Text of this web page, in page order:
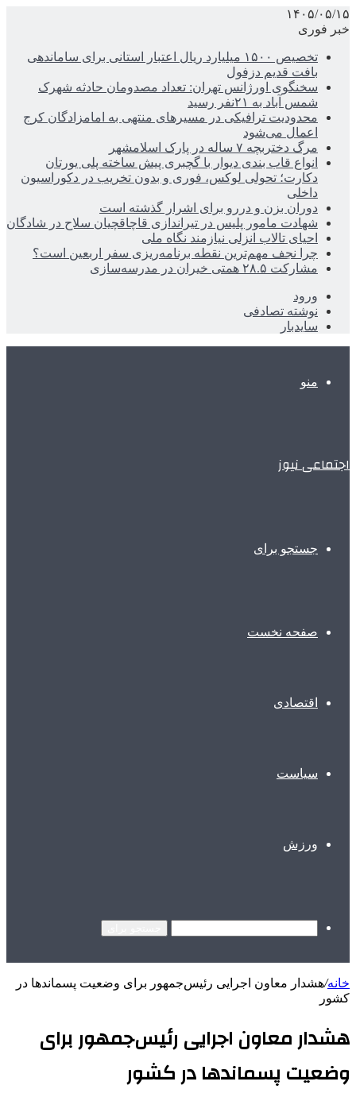
۱۴۰۵/۰۵/۱۵
خبر فوری
تخصیص ۱۵۰۰ میلیارد ریال اعتبار استانی برای ساماندهی
بافت قدیم دزفول
سخنگوی اورژانس تهران: تعداد مصدومان حادثه شهرک
شمس آباد به ۲۱نفر رسید
محدودیت ترافیکی در مسیرهای منتهی به امامزادگان کرج
اعمال می‌شود
مرگ دختربچه ۷ ساله در پارک اسلامشهر
انواع قاب بندی دیوار با گچبری پیش ساخته پلی یورتان
دکارت؛ تحولی لوکس، فوری و بدون تخریب در دکوراسیون
داخلی
دوران بزن و دررو برای اشرار گذشته است
شهادت مامور پلیس در تیراندازی قاچاقچیان سلاح در شادگان
احیای تالاب انزلی نیازمند نگاه ملی
چرا نجف مهم‌ترین نقطه برنامه‌ریزی سفر اربعین است؟
مشارکت ۲۸.۵ همتی خیران در مدرسه‌سازی
ورود
نوشته تصادفی
سایدبار
منو
اجتماعی نیوز
جستجو برای
صفحه نخست
اقتصادی
سیاست
ورزش
خانه/هشدار معاون اجرایی رئیس‌جمهور برای وضعیت پسماندها در
کشور
هشدار معاون اجرایی رئیس‌جمهور برای
وضعیت پسماندها در کشور